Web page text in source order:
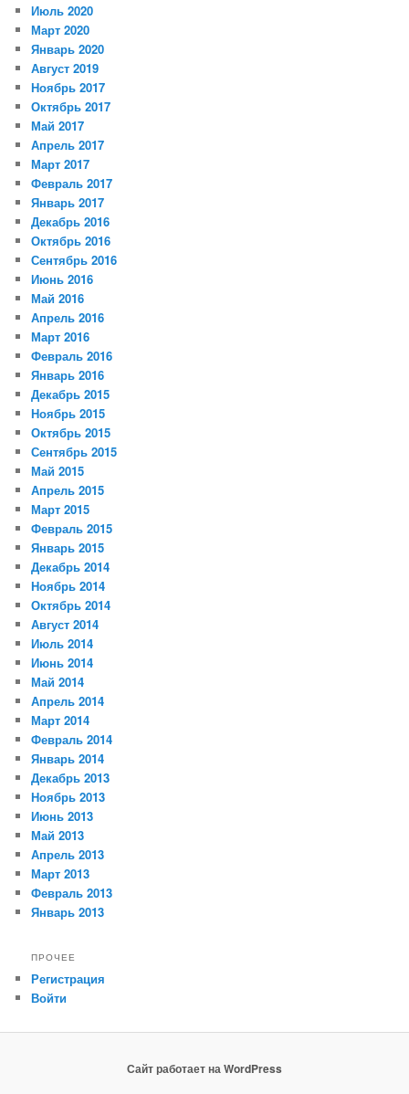
Июль 2020
Март 2020
Январь 2020
Август 2019
Ноябрь 2017
Октябрь 2017
Май 2017
Апрель 2017
Март 2017
Февраль 2017
Январь 2017
Декабрь 2016
Октябрь 2016
Сентябрь 2016
Июнь 2016
Май 2016
Апрель 2016
Март 2016
Февраль 2016
Январь 2016
Декабрь 2015
Ноябрь 2015
Октябрь 2015
Сентябрь 2015
Май 2015
Апрель 2015
Март 2015
Февраль 2015
Январь 2015
Декабрь 2014
Ноябрь 2014
Октябрь 2014
Август 2014
Июль 2014
Июнь 2014
Май 2014
Апрель 2014
Март 2014
Февраль 2014
Январь 2014
Декабрь 2013
Ноябрь 2013
Июнь 2013
Май 2013
Апрель 2013
Март 2013
Февраль 2013
Январь 2013
ПРОЧЕЕ
Регистрация
Войти
Сайт работает на WordPress